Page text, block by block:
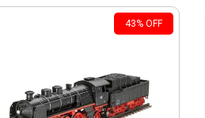
43% OFF